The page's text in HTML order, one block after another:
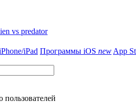
vs predator
iPad Программы iOS new App